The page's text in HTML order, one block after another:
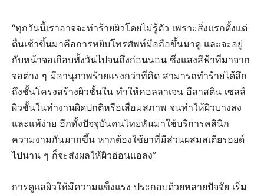
“ทุกวันนี้เราอาจจะทำร้ายผิวโดยไม่รู้ตัว เพราะสิ่งแรกตั้งแต่
ตื่นเช้าขึ้นมาคือการหยิบโทรศัพท์มือถือขึ้นมาดู และจะอยู่
กับหน้าจอเกือบทั้งวันไปจนถึงก่อนนอน ซึ่งแสงสีฟ้าที่มาจาก
จอต่าง ๆ มีอานุภาพร้ายแรงกว่าที่คิด สามารถทำร้ายได้ลึก
ถึงชั้นโครงสร้างผิวชั้นใน ทำให้คอลลาเจน อีลาสติน เซลล์
ผิวชั้นในทำงานผิดปกติหรือเสื่อมสภาพ จนทำให้ผิวบางลง
และแพ้ง่าย อีกทั้งปัจจุบันคนไทยหันมาใช้บริการคลินิก
ความงามกันมากขึ้น หากต้องใช้ยาที่มีส่วนผสมสเตียรอยด์
ไปนาน ๆ ก็จะส่งผลให้ผิวอ่อนแอลง”
การดูแลผิวให้มีความแข็งแรง ประกอบด้วยหลายปัจจัย เริ่ม